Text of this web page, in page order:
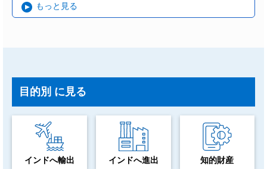
もっと見る
目的別 に見る
インドへ輸出 インドへ進出 知的財産